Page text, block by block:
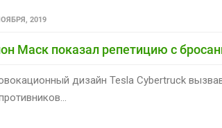
2019
Маск показал репетицию с
дизайн Tesla Cybertruck